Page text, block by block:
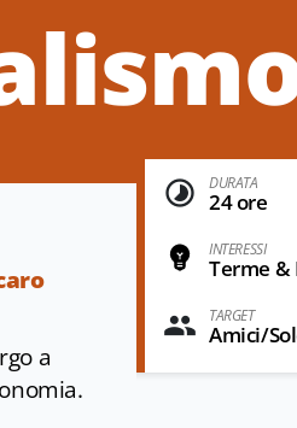
a
DURATA
24 ore
INTERESSI
Terme &
TARGET
Amici/